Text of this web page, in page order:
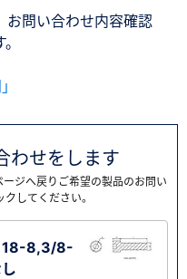
お問い合わせ内容確認
わせをします
ジへ戻りご希望の製品のお問い
してください。
18-8,3/8-